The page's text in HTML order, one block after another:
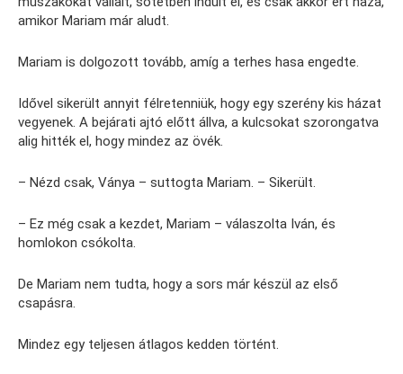
amikor Mariam már aludt.
Mariam is dolgozott tovább, amíg a terhes hasa engedte.
Idővel sikerült annyit félretenniük, hogy egy szerény kis házat
vegyenek. A bejárati ajtó előtt állva, a kulcsokat szorongatva
alig hitték el, hogy mindez az övék.
– Nézd csak, Ványa – suttogta Mariam. – Sikerült.
– Ez még csak a kezdet, Mariam – válaszolta Iván, és
homlokon csókolta.
De Mariam nem tudta, hogy a sors már készül az első
csapásra.
Mindez egy teljesen átlagos kedden történt.